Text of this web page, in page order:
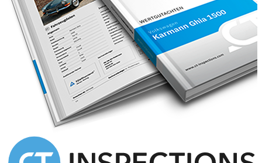
And perhaps most importantly, this was the final fully new Aston
Martin to be built at the legendary Newport Pagnell facility, the
brand’s spiritual home. That alone gives every Vanquish built there
an added sense of occasion.
*Bond’s choice, and not without reason
Then there’s its big-screen moment. In 2002, the Vanquish made its
blockbuster debut in Die Another Day as James Bond’s official car.
Outfitted with high-tech gadgets, an invisibility cloak (in the movie,
at least), and a chase scene across a frozen lake that left audiences
stunned, the Vanquish cemented its place in cinematic and
automotive history.